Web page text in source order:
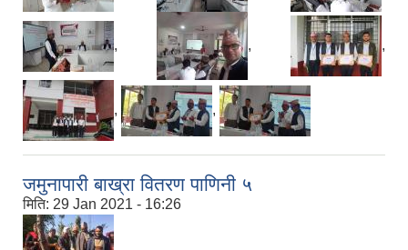
, , ,
, ,
जमुनापारी बाख्रा वितरण पाणिनी ५
मिति: 29 Jan 2021 - 16:26